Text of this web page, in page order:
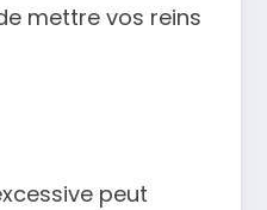
mettre vos reins
peut